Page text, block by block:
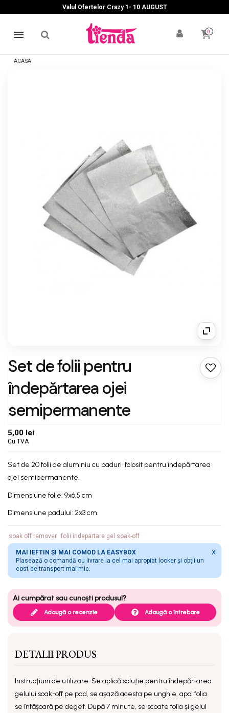
Valul Ofertelor Crazy 1- 10 AUGUST
0
ACASA
Set de folii pentru
îndepărtarea ojei
semipermanente
5,00 lei
Cu TVA
Set de 20 folii de aluminiu cu paduri folosit pentru îndepărtarea
ojei semipermanente.
Dimensiune folie: 9x6.5 cm
Dimensiune padului: 2x3 cm
soak off remover folii indepartare gel soak-off
MAI IEFTIN ȘI MAI COMOD LA EASYBOX
Plasează o comandă cu livrare la cel mai apropiat locker și obții un
cost de transport mai mic.
X
Adaugă o recenzie Adaugă o întrebare
DETALII PRODUS
Instrucţiuni de utilizare: Se aplică soluție pentru îndepărtarea
gelului soak-off pe pad, se așază acesta pe unghie, apoi folia
se înfășoară pe deget. După 7 minute, se scoate folia și gelul